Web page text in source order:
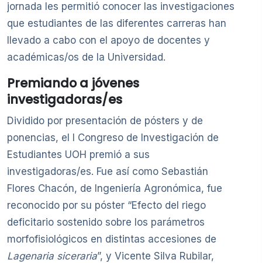
jornada les permitió conocer las investigaciones
que estudiantes de las diferentes carreras han
llevado a cabo con el apoyo de docentes y
académicas/os de la Universidad.
Premiando a jóvenes
investigadoras/es
Dividido por presentación de pósters y de
ponencias, el I Congreso de Investigación de
Estudiantes UOH premió a sus
investigadoras/es. Fue así como Sebastián
Flores Chacón, de Ingeniería Agronómica, fue
reconocido por su póster “Efecto del riego
deficitario sostenido sobre los parámetros
morfofisiológicos en distintas accesiones de
Lagenaria siceraria”, y Vicente Silva Rubilar,